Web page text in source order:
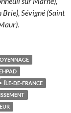
Brie), Sévigné (Saint
ÎLE-DE-FRANCE